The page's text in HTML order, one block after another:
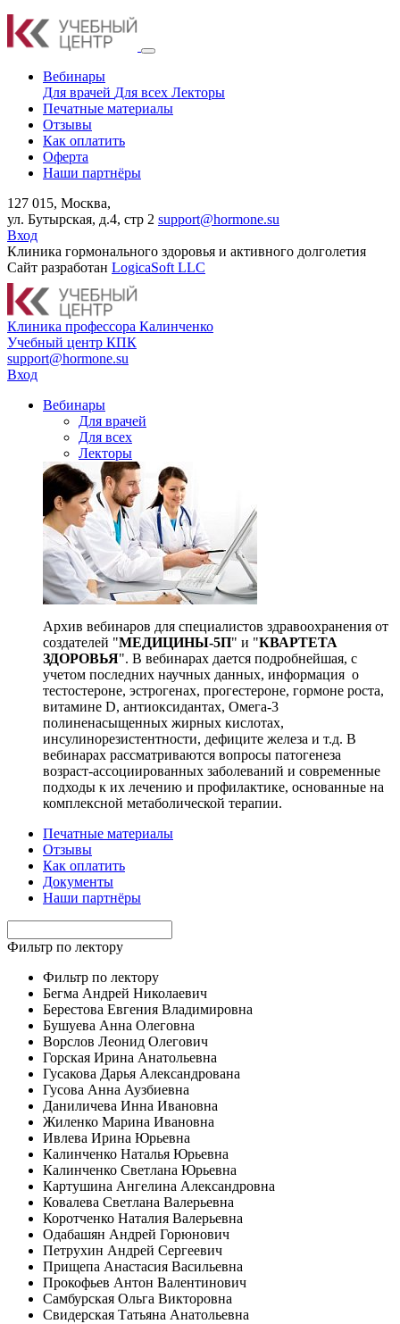
Вебинары
Для врачей Для всех Лекторы
Печатные материалы
Отзывы
Как оплатить
Оферта
Наши партнёры
127 015, Москва,
ул. Бутырская, д.4, стр 2 support@hormone.su
Вход
Клиника гормонального здоровья и активного долголетия
Сайт разработан LogicaSoft LLC
Клиника профессора Калинченко
Учебный центр КПК
support@hormone.su
Вход
Вебинары
Для врачей
Для всех
Лекторы
Архив вебинаров для специалистов здравоохранения от
создателей "МЕДИЦИНЫ-5П" и "КВАРТЕТА
ЗДОРОВЬЯ". В вебинарах дается подробнейшая, с
учетом последних научных данных, информация о
тестостероне, эстрогенах, прогестероне, гормоне роста,
витамине D, антиоксидантах, Омега-3
полиненасыщенных жирных кислотах,
инсулинорезистентности, дефиците железа и т.д. В
вебинарах рассматриваются вопросы патогенеза
возраст-ассоциированных заболеваний и современные
подходы к их лечению и профилактике, основанные на
комплексной метаболической терапии.
Печатные материалы
Отзывы
Как оплатить
Документы
Наши партнёры
Фильтр по лектору
Фильтр по лектору
Бегма Андрей Николаевич
Берестова Евгения Владимировна
Бушуева Анна Олеговна
Ворслов Леонид Олегович
Горская Ирина Анатольевна
Гусакова Дарья Александрована
Гусова Анна Аузбиевна
Даниличева Инна Ивановна
Жиленко Марина Ивановна
Ивлева Ирина Юрьевна
Калинченко Наталья Юрьевна
Калинченко Светлана Юрьевна
Картушина Ангелина Александровна
Ковалева Светлана Валерьевна
Коротченко Наталия Валерьевна
Одабашян Андрей Горюнович
Петрухин Андрей Сергеевич
Прищепа Анастасия Васильевна
Прокофьев Антон Валентинович
Самбурская Ольга Викторовна
Свидерская Татьяна Анатольевна